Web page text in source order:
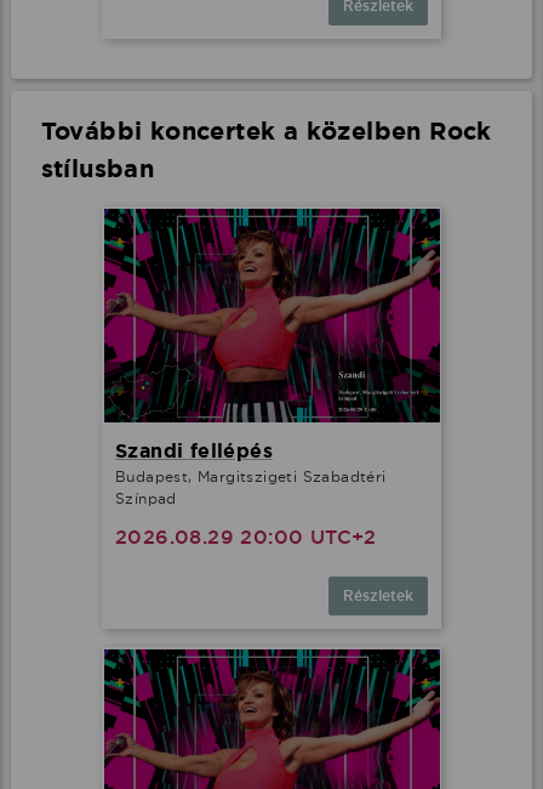
Részletek
További koncertek a közelben Rock
stílusban
Szandi fellépés
Budapest, Margitszigeti Szabadtéri
Színpad
2026.08.29 20:00 UTC+2
Részletek